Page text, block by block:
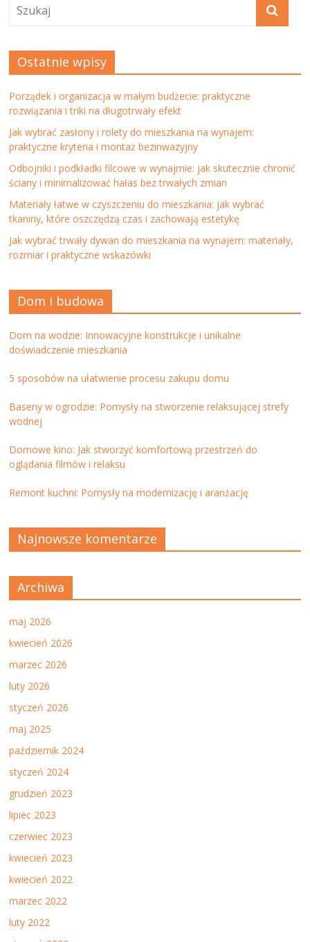
Ostatnie wpisy
Porządek i organizacja w małym budżecie: praktyczne
rozwiązania i triki na długotrwały efekt
Jak wybrać zasłony i rolety do mieszkania na wynajem:
praktyczne kryteria i montaż bezinwazyjny
Odbojniki i podkładki filcowe w wynajmie: jak skutecznie chronić
ściany i minimalizować hałas bez trwałych zmian
Materiały łatwe w czyszczeniu do mieszkania: jak wybrać
tkaniny, które oszczędzą czas i zachowają estetykę
Jak wybrać trwały dywan do mieszkania na wynajem: materiały,
rozmiar i praktyczne wskazówki
Dom i budowa
Dom na wodzie: Innowacyjne konstrukcje i unikalne
doświadczenie mieszkania
5 sposobów na ułatwienie procesu zakupu domu
Baseny w ogrodzie: Pomysły na stworzenie relaksującej strefy
wodnej
Domowe kino: Jak stworzyć komfortową przestrzeń do
oglądania filmów i relaksu
Remont kuchni: Pomysły na modernizację i aranżację
Najnowsze komentarze
Archiwa
maj 2026
kwiecień 2026
marzec 2026
luty 2026
styczeń 2026
maj 2025
październik 2024
styczeń 2024
grudzień 2023
lipiec 2023
czerwiec 2023
kwiecień 2023
kwiecień 2022
marzec 2022
luty 2022